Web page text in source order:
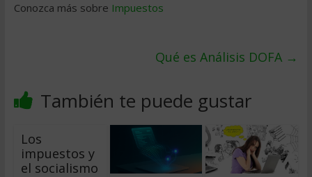
Conozca más sobre Impuestos
Qué es Análisis DOFA →
También te puede gustar
Los
impuestos y
el socialismo